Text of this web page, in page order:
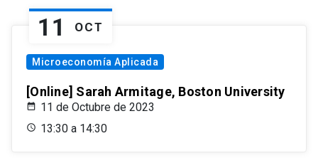
11 OCT
Microeconomía Aplicada
[Online] Sarah Armitage, Boston University
11 de Octubre de 2023
13:30 a 14:30